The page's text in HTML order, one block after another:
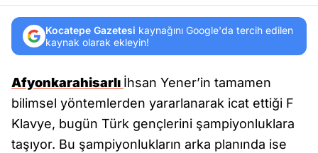
Kocatepe Gazetesi kaynağını Google'da tercih edilen
kaynak olarak ekleyin!
Afyonkarahisarlı İhsan Yener’in tamamen
bilimsel yöntemlerden yararlanarak icat ettiği F
Klavye, bugün Türk gençlerini şampiyonluklara
taşıyor. Bu şampiyonlukların arka planında ise